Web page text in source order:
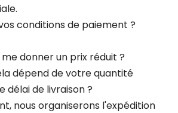
conditions de paiement ?
donner un prix réduit ?
dépend de votre quantité
délai de livraison ?
nous organiserons l'expédition